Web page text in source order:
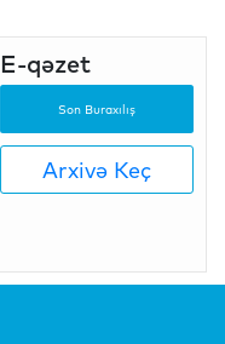
E-qəzet
Son Buraxılış
Arxivə Keç